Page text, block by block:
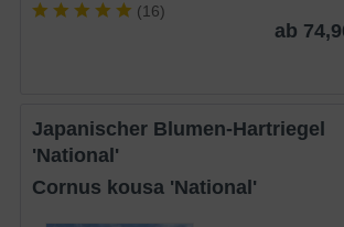
(16)
ab
Japanischer Blumen-Hartriegel
'National'
Cornus kousa 'National'